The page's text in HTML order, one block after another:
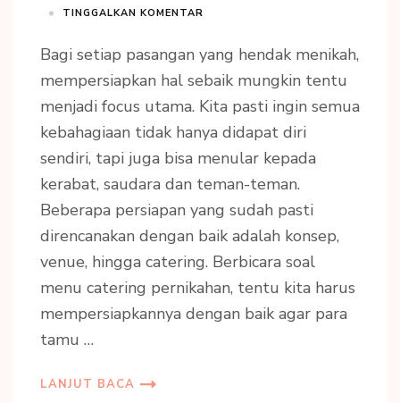
TINGGALKAN KOMENTAR
Bagi setiap pasangan yang hendak menikah,
mempersiapkan hal sebaik mungkin tentu
menjadi focus utama. Kita pasti ingin semua
kebahagiaan tidak hanya didapat diri
sendiri, tapi juga bisa menular kepada
kerabat, saudara dan teman-teman.
Beberapa persiapan yang sudah pasti
direncanakan dengan baik adalah konsep,
venue, hingga catering. Berbicara soal
menu catering pernikahan, tentu kita harus
mempersiapkannya dengan baik agar para
tamu …
LANJUT BACA